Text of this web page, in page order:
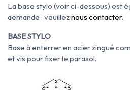
La base stylo (voir ci-dessous) est
demande : veuilleznous contacter.
BASE STYLO
Base à enterrer en acier zingué
et vis pour fixer le parasol.